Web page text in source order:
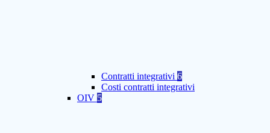
Contratti integrativi 6
Costi contratti integrativi
OIV 5